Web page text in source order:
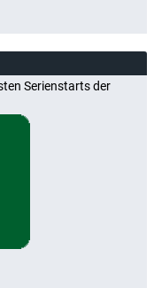
Serienstarts der